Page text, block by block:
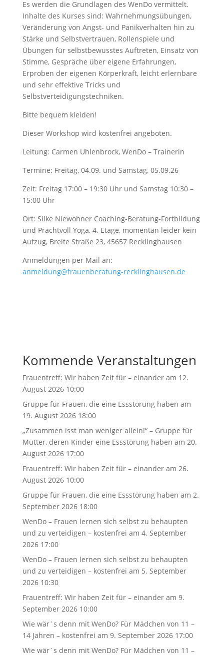
Es werden die Grundlagen des WenDo vermittelt.
Inhalte des Kurses sind: Wahrnehmungsübungen,
Veränderung von Angst- und Panikverhalten hin zu
Stärke und Selbstvertrauen, Rollenspiele und
Übungen für selbstbewusstes Auftreten, Einsatz von
Stimme, Gespräche über eigene Erfahrungen,
Erproben der eigenen Körperkraft, leicht erlernbare
und sehr effektive Tricks und
Selbstverteidigungstechniken.
Bitte bequem kleiden!
Dieser Workshop wird kostenfrei angeboten.
Leitung: Carmen Uhlenbrock, WenDo – Trainerin
Termine: Freitag, 04.09. und Samstag, 05.09.26
Zeit: Freitag 17:00 – 19:30 Uhr und Samstag 10:30 –
15:00 Uhr
Ort: Silke Niewohner Coaching-Beratung-Fortbildung
und Prachtvoll Yoga, 4. Etage, momentan leider kein
Aufzug, Breite Straße 23, 45657 Recklinghausen
Anmeldungen per Mail an:
anmeldung@frauenberatung-recklinghausen.de
Kommende Veranstaltungen
Frauentreff: Wir haben Zeit für – einanderam 12.
August 2026 10:00
Gruppe für Frauen, die eine Essstörung haben am
19. August 2026 18:00
„Zusammen isst man weniger allein!“ – Gruppe für
Mütter, deren Kinder eine Essstörung haben am 20.
August 2026 17:00
Frauentreff: Wir haben Zeit für – einanderam 26.
August 2026 10:00
Gruppe für Frauen, die eine Essstörung haben am 2.
September 2026 18:00
WenDo – Frauen lernen sich selbst zu behaupten
und zu verteidigen – kostenfrei am 4. September
2026 17:00
WenDo – Frauen lernen sich selbst zu behaupten
und zu verteidigen – kostenfrei am 5. September
2026 10:30
Frauentreff: Wir haben Zeit für – einanderam 9.
September 2026 10:00
Wie wär`s denn mit WenDo? Für Mädchen von 11 –
14 Jahren – kostenfrei am 9. September 2026 17:00
Wie wär`s denn mit WenDo? Für Mädchen von 11 –